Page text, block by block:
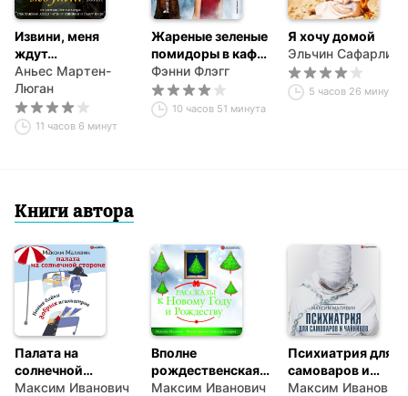
Извини, меня
ждут…
Аньес Мартен-
Люган
11 часов 6 минут
Жареные зеленые
помидоры в кафе
«Полустанок»
Фэнни Флэгг
10 часов 51 минута
Я хочу домой
Эльчин Сафарли
5 часов 26 минут
Книги автора
Палата на
солнечной
стороне. Новые
Максим Иванович
Вполне
рождественская
история
Максим Иванович
Психиатрия для
самоваров и
чайников
Максим Иванович